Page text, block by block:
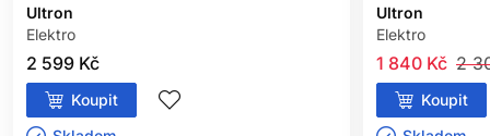
Ultron
Elektro
2 599 Kč
Koupit
Ultron
Elektro
2
1 840 Kč
Koupit